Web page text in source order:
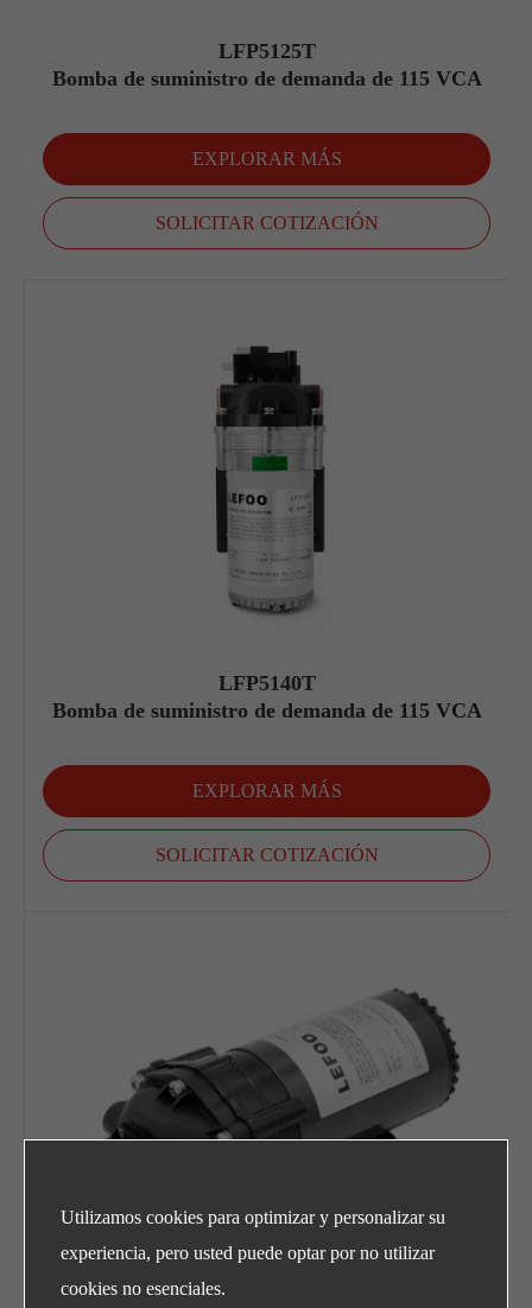
LFP5125T
Bomba de suministro de demanda de 115 VCA
EXPLORAR MÁS
SOLICITAR COTIZACIÓN
LFP5140T
Bomba de suministro de demanda de 115 VCA
EXPLORAR MÁS
SOLICITAR COTIZACIÓN
Utilizamos cookies para optimizar y personalizar su
experiencia, pero usted puede optar por no utilizar
cookies no esenciales.